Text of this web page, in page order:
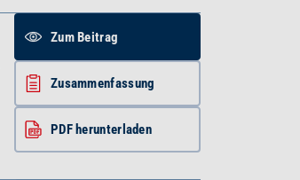
Zum Beitrag
Zusammenfassung
PDF herunterladen